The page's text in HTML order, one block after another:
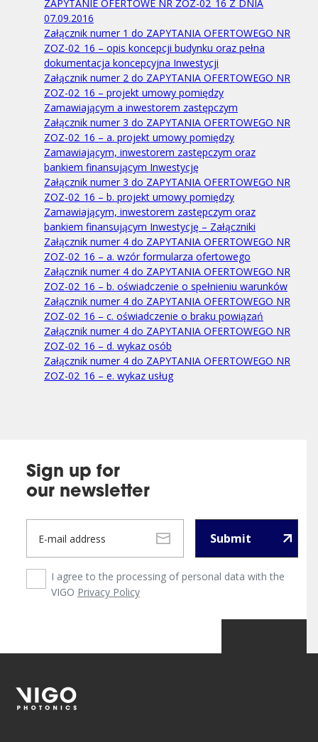
ZAPYTANIE OFERTOWE NR ZOZ-02_16 Z DNIA
07.09.2016
Załącznik numer 1 do ZAPYTANIA OFERTOWEGO NR
ZOZ-02_16 – opis koncepcji budynku oraz pełna
dokumentacja koncepcyjna Inwestycji
Załącznik numer 2 do ZAPYTANIA OFERTOWEGO NR
ZOZ-02_16 – projekt umowy pomiędzy
Zamawiającym a inwestorem zastępczym
Załącznik numer 3 do ZAPYTANIA OFERTOWEGO NR
ZOZ-02_16 – a. projekt umowy pomiędzy
Zamawiającym, inwestorem zastępczym oraz
bankiem finansującym Inwestycję
Załącznik numer 3 do ZAPYTANIA OFERTOWEGO NR
ZOZ-02_16 – b. projekt umowy pomiędzy
Zamawiającym, inwestorem zastępczym oraz
bankiem finansującym Inwestycję – Załączniki
Załącznik numer 4 do ZAPYTANIA OFERTOWEGO NR
ZOZ-02_16 – a. wzór formularza ofertowego
Załącznik numer 4 do ZAPYTANIA OFERTOWEGO NR
ZOZ-02_16 – b. oświadczenie o spełnieniu warunków
Załącznik numer 4 do ZAPYTANIA OFERTOWEGO NR
ZOZ-02_16 – c. oświadczenie o braku powiązań
Załącznik numer 4 do ZAPYTANIA OFERTOWEGO NR
ZOZ-02_16 – d. wykaz osób
Załącznik numer 4 do ZAPYTANIA OFERTOWEGO NR
ZOZ-02_16 – e. wykaz usług
Sign up for
our newsletter
Submit
I agree to the processing of personal data with the
VIGO Privacy Policy